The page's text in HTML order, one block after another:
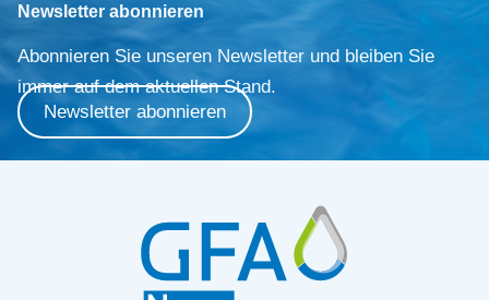
Newsletter abonnieren
Abonnieren Sie unseren Newsletter und bleiben Sie
immer auf dem aktuellen Stand.
Newsletter abonnieren